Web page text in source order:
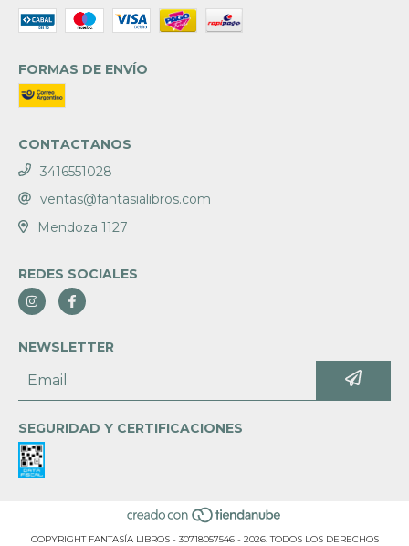
FORMAS DE ENVÍO
CONTACTANOS
3416551028
ventas@fantasialibros.com
Mendoza 1127
REDES SOCIALES
NEWSLETTER
SEGURIDAD Y CERTIFICACIONES
COPYRIGHT FANTASÍA LIBROS - 30718057546 - 2026. TODOS LOS DERECHOS